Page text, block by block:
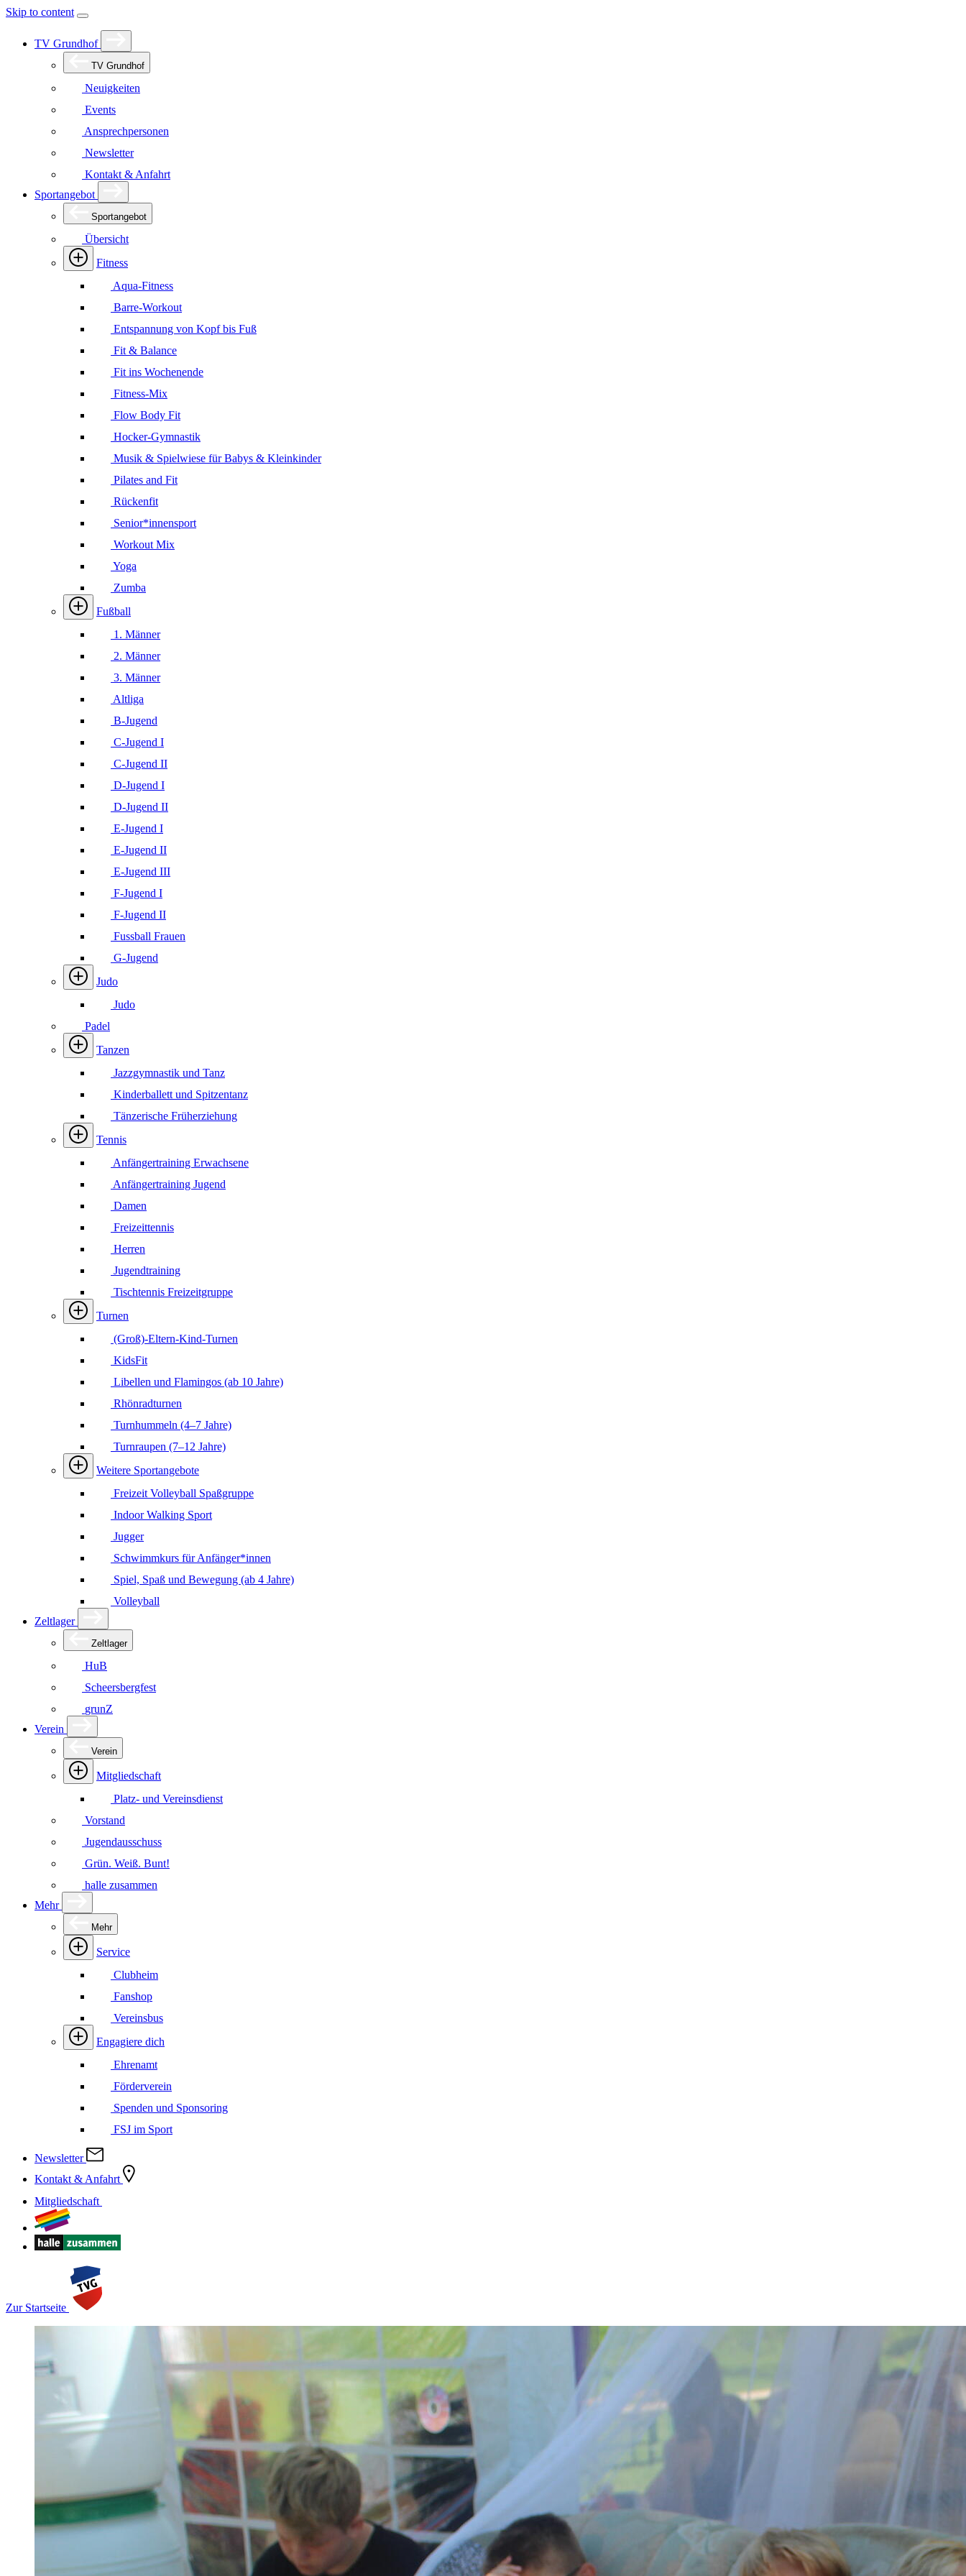
Skip to content
TV Grundhof
TV Grundhof
Neuigkeiten
Events
Ansprechpersonen
Newsletter
Kontakt & Anfahrt
Sportangebot
Sportangebot
Übersicht
Fitness
Aqua-Fitness
Barre-Workout
Entspannung von Kopf bis Fuß
Fit & Balance
Fit ins Wochenende
Fitness-Mix
Flow Body Fit
Hocker-Gymnastik
Musik & Spielwiese für Babys & Kleinkinder
Pilates and Fit
Rückenfit
Senior*innensport
Workout Mix
Yoga
Zumba
Fußball
1. Männer
2. Männer
3. Männer
Altliga
B-Jugend
C-Jugend I
C-Jugend II
D-Jugend I
D-Jugend II
E-Jugend I
E-Jugend II
E-Jugend III
F-Jugend I
F-Jugend II
Fussball Frauen
G-Jugend
Judo
Judo
Padel
Tanzen
Jazzgymnastik und Tanz
Kinderballett und Spitzentanz
Tänzerische Früherziehung
Tennis
Anfängertraining Erwachsene
Anfängertraining Jugend
Damen
Freizeittennis
Herren
Jugendtraining
Tischtennis Freizeitgruppe
Turnen
(Groß)-Eltern-Kind-Turnen
KidsFit
Libellen und Flamingos (ab 10 Jahre)
Rhönradturnen
Turnhummeln (4–7 Jahre)
Turnraupen (7–12 Jahre)
Weitere Sportangebote
Freizeit Volleyball Spaßgruppe
Indoor Walking Sport
Jugger
Schwimmkurs für Anfänger*innen
Spiel, Spaß und Bewegung (ab 4 Jahre)
Volleyball
Zeltlager
Zeltlager
HuB
Scheersbergfest
grunZ
Verein
Verein
Mitgliedschaft
Platz- und Vereinsdienst
Vorstand
Jugendausschuss
Grün. Weiß. Bunt!
halle zusammen
Mehr
Mehr
Service
Clubheim
Fanshop
Vereinsbus
Engagiere dich
Ehrenamt
Förderverein
Spenden und Sponsoring
FSJ im Sport
Newsletter
Kontakt & Anfahrt
Mitgliedschaft
Zur Startseite